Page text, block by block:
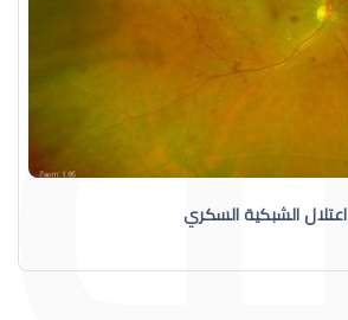
اعتلال الشبكية السكري